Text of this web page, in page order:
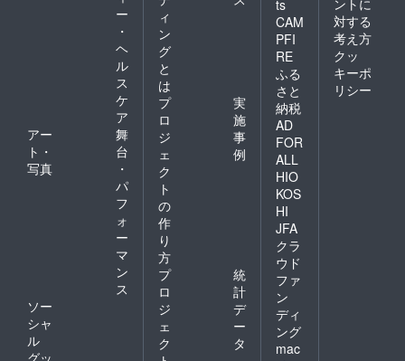
ー
・
ヘ
ル
ス
ケ
ア
アー
ト・
写真
舞
台
・
パ
フ
ォ
ー
マ
ン
ス
ソー
シャ
ル
ィ
ン
グ
と
は
プ
ロ
ジ
ェ
ク
ト
の
作
り
方
実
施
事
例
プ
ロ
ジ
ェ
ク
統
計
デ
ー
タ
ts
CAM
PFI
RE
ふる
さと
納税
AD
FOR
ALL
HIO
KOS
HI
JFA
クラ
ウド
ファ
ン
ディ
ング
mac
ントに
対する
考え方
クッ
キーポ
リシー